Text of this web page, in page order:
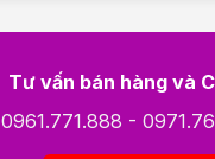
Tư vấn bán hàng và
0961.771.888 -